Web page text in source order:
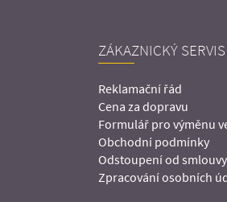
ZÁKAZNICKÝ SERVIS
Reklamační řád
Cena za dopravu
Formulář pro výměnu
Obchodní podmínky
Odstoupení od smlouvy
Zpracování osobních